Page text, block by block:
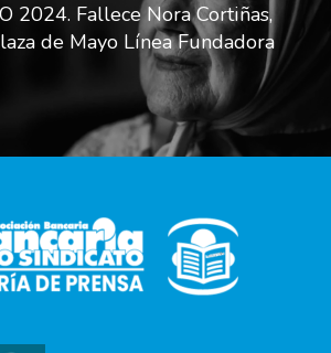
2024. Fallece Nora Cortiñas,
de Mayo Línea Fundadora